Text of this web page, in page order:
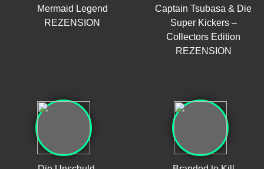
Mermaid Legend
REZENSION
Captain Tsubasa & Die
Super Kickers –
Collectors Edition
REZENSION